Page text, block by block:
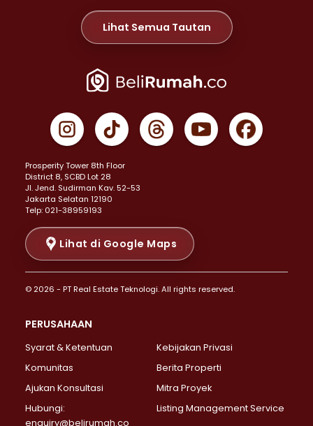
Properti Dijual di Meruya >
Properti Dijual di Jelambar >
Properti Dijual di Jakarta Pusat >
Properti Dijual di Gambir >
Properti Dijual di Johar Baru >
Properti Dijual di Menteng >
Properti Dijual di Senen >
Properti Dijual di Tanah Abang >
Properti Dijual di Cikini >
Properti Dijual di Kramat >
Properti Dijual di Pasar Baru >
Properti Dijual di Bendungan Hilir >
Properti Dijual di Jakarta Selatan >
Properti Dijual di Lebak Bulus >
Properti Dijual di Gandaria Selatan >
Properti Dijual di Pondok Labu >
Properti Dijual di Lenteng Agung >
Lihat Semua Tautan
Prosperity Tower 8th Floor
District 8, SCBD Lot 28
JI. Jend. Sudirman Kav. 52-53
Jakarta Selatan 12190
Telp: 021-38959193
Lihat di Google Maps
© 2026 - PT Real Estate Teknologi. All rights reserved.
PERUSAHAAN
Syarat & Ketentuan
Kebijakan Privasi
Komunitas
Berita Properti
Ajukan Konsultasi
Mitra Proyek
Hubungi:
enquiry@belirumah.co
Listing Management Service